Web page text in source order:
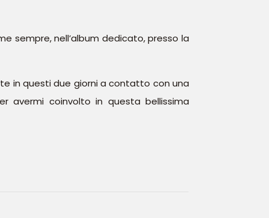
sempre, nell’album dedicato, presso la
in questi due giorni a contatto con una
avermi coinvolto in questa bellissima